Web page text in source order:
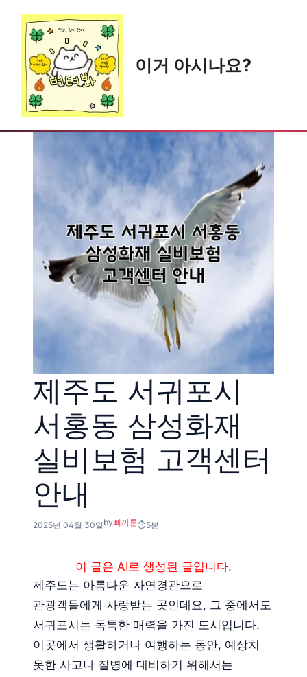
content
이거 아시나요?
제주도 서귀포시
서홍동 삼성화재
실비보험 고객센터
안내
2025년 04월 30일 by삐끼룬 5분
이 글은 AI로 생성된 글입니다.
제주도는 아름다운 자연경관으로
관광객들에게 사랑받는 곳인데요, 그 중에서도
서귀포시는 독특한 매력을 가진 도시입니다.
이곳에서 생활하거나 여행하는 동안, 예상치
못한 사고나 질병에 대비하기 위해서는